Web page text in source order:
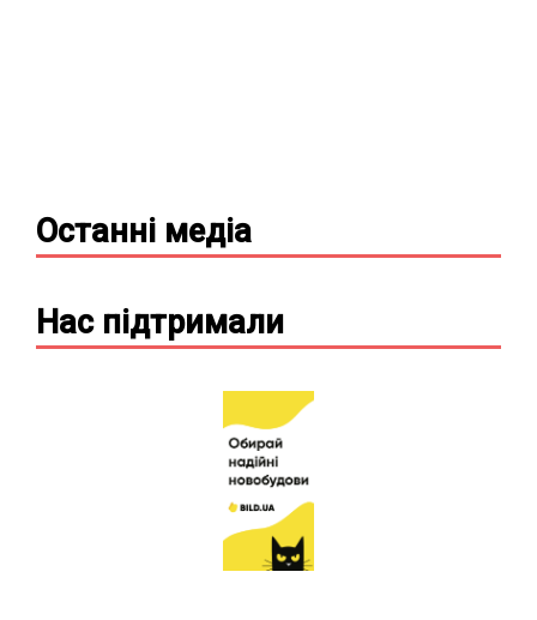
Останні медіа
Нас підтримали